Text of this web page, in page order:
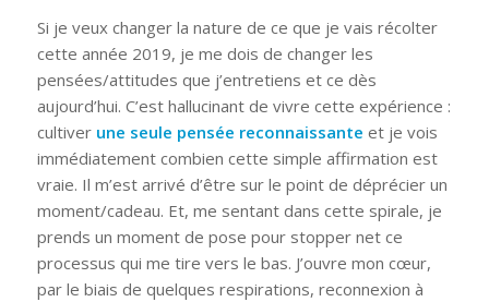
Si je veux changer la nature de ce que je vais récolter
cette année 2019, je me dois de changer les
pensées/attitudes que j’entretiens et ce dès
aujourd’hui. C’est hallucinant de vivre cette expérience :
cultiver une seule pensée reconnaissante et je vois
immédiatement combien cette simple affirmation est
vraie. Il m’est arrivé d’être sur le point de déprécier un
moment/cadeau. Et, me sentant dans cette spirale, je
prends un moment de pose pour stopper net ce
processus qui me tire vers le bas. J’ouvre mon cœur,
par le biais de quelques respirations, reconnexion à